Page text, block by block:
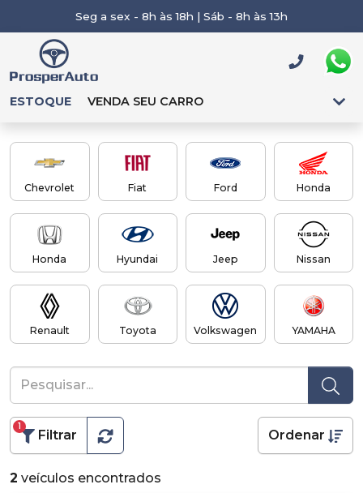
Seg a sex - 8h às 18h | Sáb - 8h às 13h
ESTOQUE VENDA SEU CARRO
Chevrolet Fiat Ford Honda
Honda Hyundai Jeep Nissan
Renault Toyota Volkswagen YAMAHA
Filtrar
1
Ordenar
2 veículos encontrados